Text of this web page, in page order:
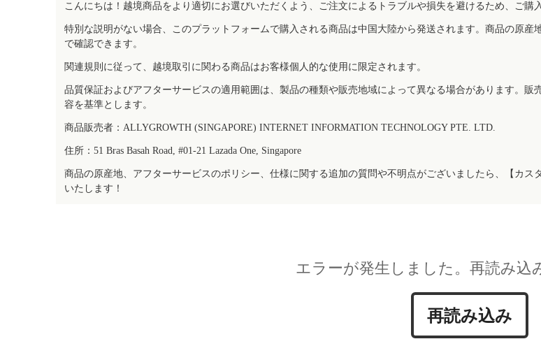
こんにちは！越境商品をより適切にお選びいただくよう、ご注文によるトラブルや損失を避けるため、ご購
特別な説明がない場合、このプラットフォームで購入される商品は中国大陸から発送されます。商品の原
で確認できます。
関連規則に従って、越境取引に関わる商品はお客様個人的な使用に限定されます。
品質保証およびアフターサービスの適用範囲は、製品の種類や販売地域によって異なる場合があります。
容を基準とします。
商品販売者：ALLYGROWTH (SINGAPORE) INTERNET INFORMATION TECHNOLOGY PTE. LTD.
住所：51 Bras Basah Road, #01-21 Lazada One, Singapore
商品の原産地、アフターサービスのポリシー、仕様に関する追加の質問や不明点がございましたら、【カ
いたします！
エラーが発生しました。再読み込
再読み込み